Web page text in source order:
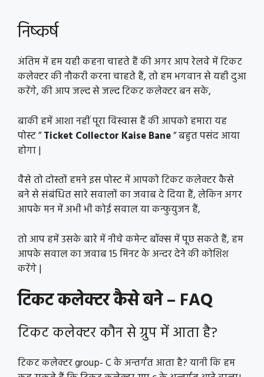
निष्कर्ष
अंतिम में हम यही कहना चाहते हैं की अगर आप रेलवे में टिकट
कलेक्टर की नौकरी करना चाहते हैं, तो हम भगवान से यही दुआ
करेंगे, की आप जल्द से जल्द टिकट कलेक्टर बन सके,
बाकी हमें आशा नहीं पूरा विस्वास हैं की आपको हमारा यह
पोस्ट ”Ticket Collector Kaise Bane” बहुत पसंद आया
होगा |
वैसे तो दोस्तों हमने इस पोस्ट में आपको टिकट कलेक्टर कैसे
बने से संबंधित सारे सवालों का जवाब दे दिया हैं, लेकिन अगर
आपके मन में अभी भी कोई सवाल या कन्फुयुजन हैं,
तो आप हमें उसके बारे में नीचे कमेन्ट बॉक्स में पूछ सकते हैं, हम
आपके सवाल का जवाब 15 मिनट के अन्दर देने की कोशिश
करेंगे |
टिकट कलेक्टर कैसे बने – FAQ
टिकट कलेक्टर कौन से ग्रुप में आता है?
टिकट कलेक्टर group- C के अन्तर्गत आता है? यानी कि हम